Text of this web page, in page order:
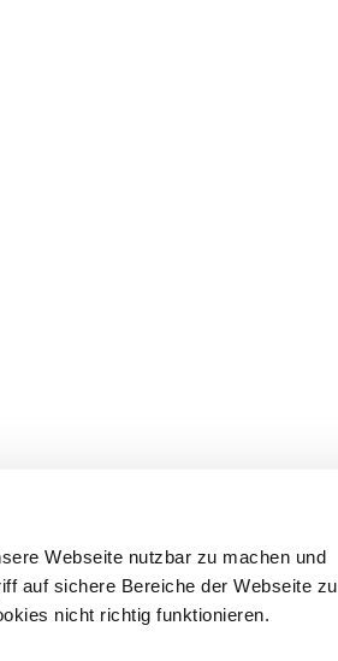
Webseite nutzbar zu machen und
auf sichere Bereiche der Webseite zu
nicht richtig funktionieren.